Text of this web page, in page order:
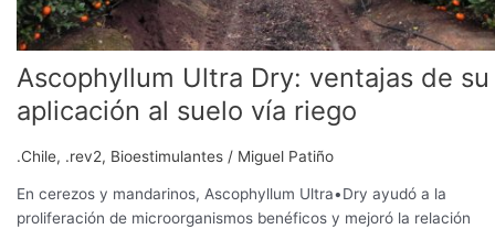
Ascophyllum Ultra Dry: ventajas de su
aplicación al suelo vía riego
.Chile, .rev2, Bioestimulantes / Miguel Patiño
En cerezos y mandarinos, Ascophyllum Ultra•Dry ayudó a la
proliferación de microorganismos benéficos y mejoró la relación